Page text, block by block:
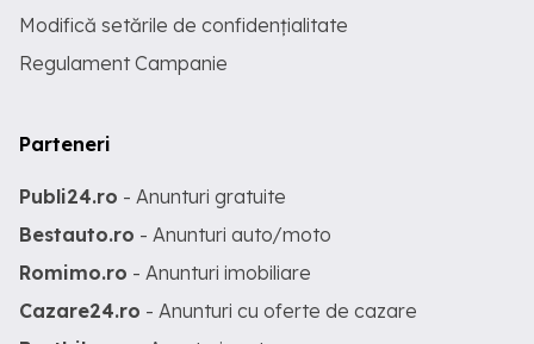
Modifică setările de confidențialitate
Regulament Campanie
Parteneri
Publi24.ro - Anunturi gratuite
Bestauto.ro - Anunturi auto/moto
Romimo.ro - Anunturi imobiliare
Cazare24.ro - Anunturi cu oferte de cazare